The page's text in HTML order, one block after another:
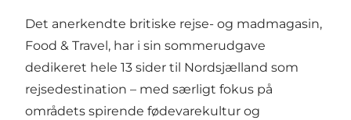
Det anerkendte britiske rejse- og madmagasin,
Food & Travel, har i sin sommerudgave
dedikeret hele 13 sider til Nordsjælland som
rejsedestination – med særligt fokus på
områdets spirende fødevarekultur og